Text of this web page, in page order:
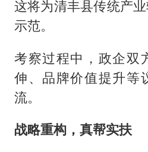
这将为清丰县传统产
示范。
考察过程中，政企双
伸、品牌价值提升等
流。
战略重构，真帮实扶